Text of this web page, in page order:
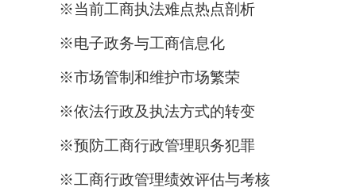
※当前工商执法难点热点剖析
※电子政务与工商信息化
※市场管制和维护市场繁荣
※依法行政及执法方式的转变
※预防工商行政管理职务犯罪
※工商行政管理绩效评估与考核